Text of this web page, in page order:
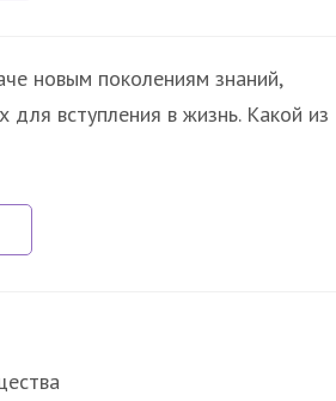
новым поколениям знаний,
вступления в жизнь. Какой из